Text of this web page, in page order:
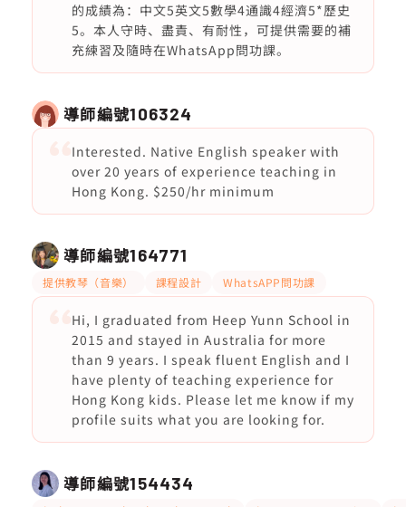
的成績為：中文5英文5數學4通識4經濟5*歷史
5。本人守時、盡責、有耐性，可提供需要的補
充練習及隨時在WhatsApp問功課。
導師編號106324
Interested. Native English speaker with
over 20 years of experience teaching in
Hong Kong. $250/hr minimum
導師編號164771
提供教琴（音樂） 課程設計 WhatsAPP問功課
Hi, I graduated from Heep Yunn School in
2015 and stayed in Australia for more
than 9 years. I speak fluent English and I
have plenty of teaching experience for
Hong Kong kids. Please let me know if my
profile suits what you are looking for.
導師編號154434